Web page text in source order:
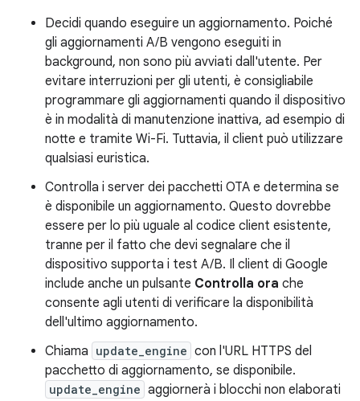
Decidi quando eseguire un aggiornamento. Poiché
gli aggiornamenti A/B vengono eseguiti in
background, non sono più avviati dall'utente. Per
evitare interruzioni per gli utenti, è consigliabile
programmare gli aggiornamenti quando il dispositivo
è in modalità di manutenzione inattiva, ad esempio di
notte e tramite Wi-Fi. Tuttavia, il client può utilizzare
qualsiasi euristica.
Controlla i server dei pacchetti OTA e determina se
è disponibile un aggiornamento. Questo dovrebbe
essere per lo più uguale al codice client esistente,
tranne per il fatto che devi segnalare che il
dispositivo supporta i test A/B. Il client di Google
include anche un pulsante Controlla ora che
consente agli utenti di verificare la disponibilità
dell'ultimo aggiornamento.
Chiama update_engine con l'URL HTTPS del
pacchetto di aggiornamento, se disponibile.
update_engine aggiornerà i blocchi non elaborati